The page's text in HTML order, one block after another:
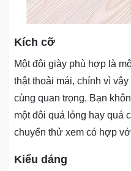
Kích cỡ
Một đôi giày phù hợp là
thật thoải mái, chính vì
cùng quan trọng. Bạn
một đôi quá lỏng hay quá
chuyển thử xem có hợp
Kiểu dáng